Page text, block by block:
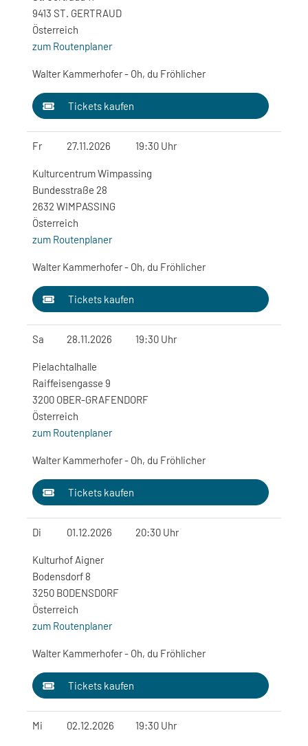
9413 ST. GERTRAUD
Österreich
zum Routenplaner
Walter Kammerhofer - Oh, du Fröhlicher
Tickets kaufen
Fr 27.11.2026 19:30 Uhr
Kulturcentrum Wimpassing
Bundesstraße 28
2632 WIMPASSING
Österreich
zum Routenplaner
Walter Kammerhofer - Oh, du Fröhlicher
Tickets kaufen
Sa 28.11.2026 19:30 Uhr
Pielachtalhalle
Raiffeisengasse 9
3200 OBER-GRAFENDORF
Österreich
zum Routenplaner
Walter Kammerhofer - Oh, du Fröhlicher
Tickets kaufen
Di 01.12.2026 20:30 Uhr
Kulturhof Aigner
Bodensdorf 8
3250 BODENSDORF
Österreich
zum Routenplaner
Walter Kammerhofer - Oh, du Fröhlicher
Tickets kaufen
Mi 02.12.2026 19:30 Uhr